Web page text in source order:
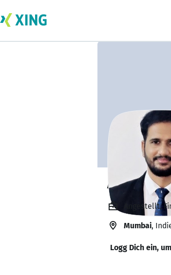
Anirudh
Angestellt,
Mumbai,
Logg Dich ein,